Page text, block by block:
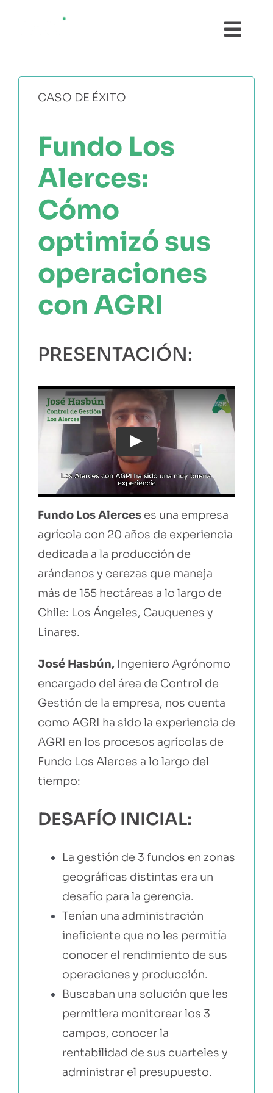
TESTIMONIOS
PRECIOS
CASO DE ÉXITO
Fundo Los
Alerces:
Cómo
optimizó sus
operaciones
con AGRI
PRESENTACIÓN:
Play
Fundo Los Alerces es una empresa
agrícola con 20 años de experiencia
dedicada a la producción de
arándanos y cerezas que maneja
más de 155 hectáreas a lo largo de
Chile: Los Ángeles, Cauquenes y
Linares.
José Hasbún, Ingeniero Agrónomo
encargado del área de Control de
Gestión de la empresa, nos cuenta
como AGRI ha sido la experiencia de
AGRI en los procesos agrícolas de
Fundo Los Alerces a lo largo del
tiempo:
DESAFÍO INICIAL:
La gestión de 3 fundos en zonas
geográficas distintas era un
desafío para la gerencia.
Tenían una administración
ineficiente que no les permitía
conocer el rendimiento de sus
operaciones y producción.
Buscaban una solución que les
permitiera monitorear los 3
campos, conocer la
rentabilidad de sus cuarteles y
administrar el presupuesto.